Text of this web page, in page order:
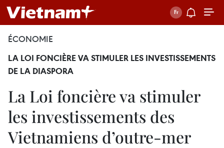
ÉCONOMIE
LA LOI FONCIÈRE VA STIMULER LES INVESTISSEMENTS
DE LA DIASPORA
La Loi foncière va stimuler
les investissements des
Vietnamiens d’outre-mer